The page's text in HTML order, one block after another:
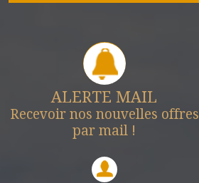
ALERTE MAIL
Recevoir nos nouvelles offres
par mail !